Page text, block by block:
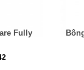
Fully